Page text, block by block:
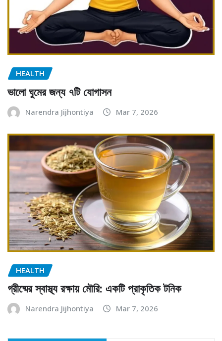
HEALTH
ভালো ঘুমের জন্য ৭টি যোগাসন
Narendra Jijhontiya Mar 7, 2026
HEALTH
গ্রীষ্মের স্বাস্থ্য রক্ষায় মৌরি: একটি প্রাকৃতিক টনিক
Narendra Jijhontiya Mar 7, 2026